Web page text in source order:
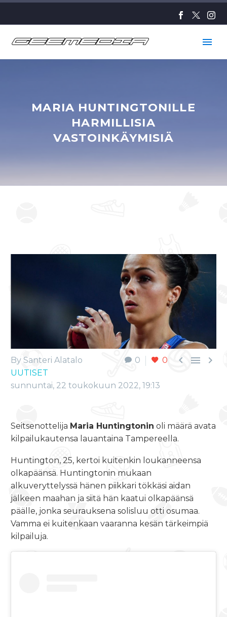
MARIA HUNTINGTONILLE
HARMILLISIA
VASTOINKÄYMISIÄ
0 0   
By Santeri Alatalo
UUTISET
sunnuntai, 22 toukokuun 2022, 19:13
Seitsenottelija Maria Huntingtonin oli määrä avata
kilpailukautensa lauantaina Tampereella.
Huntington, 25, kertoi kuitenkin loukanneensa
olkapäänsä. Huntingtonin mukaan
alkuveryttelyssä hänen piikkari tökkäsi aidan
jälkeen maahan ja siitä hän kaatui olkapäänsä
päälle, jonka seurauksena solisluu otti osumaa.
Vamma ei kuitenkaan vaaranna kesän tärkeimpiä
kilpailuja.